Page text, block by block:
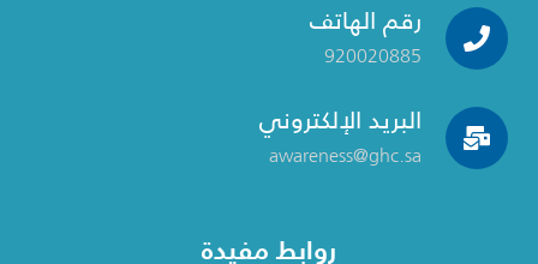
روابط مفيدة
رقم الهاتف
920020885
البريد الإلكتروني
awareness@ghc.sa